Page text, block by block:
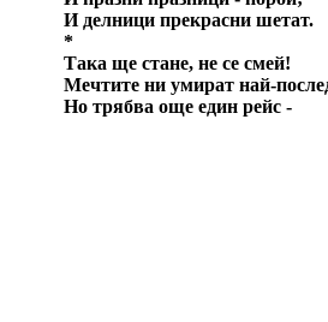
И делници прекрасни шетат.
*
Така ще стане, не се смей!
Мечтите ни умират най-
Но трябва още един рейс -